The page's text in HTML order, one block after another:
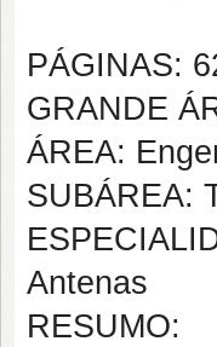
PÁGINAS:
GRANDE
ÁREA:
SUBÁREA:
Antenas
RESUMO: